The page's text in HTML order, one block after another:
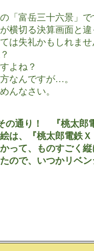
「富岳三十六景」で
横切る決算画面と
は失礼かもしれま
よね？
なんですが…。
んなさい。
の通り！　『桃太
は、『桃太郎電鉄
って、ものすごく
ので、いつかリベ